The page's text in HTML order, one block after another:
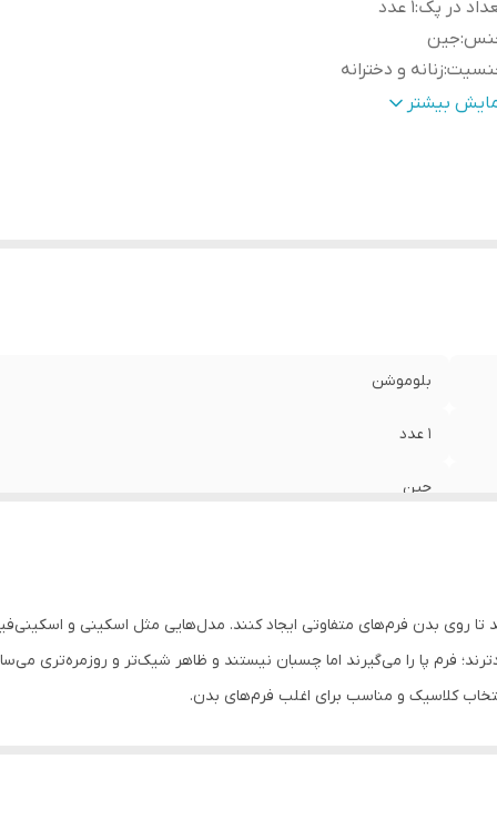
در پک:1 عدد
:جین
:زنانه و دخترانه
استفاده روزانه بیشتر
بلوموشن
1 عدد
جین
32
روی بدن فرم‌های متفاوتی ایجاد کنند. مدل‌هایی مثل اسکینی و اسکینی‌فیت
کلاسیک و مناسب برای اغلب فرم‌های بدن.
دیده شود.